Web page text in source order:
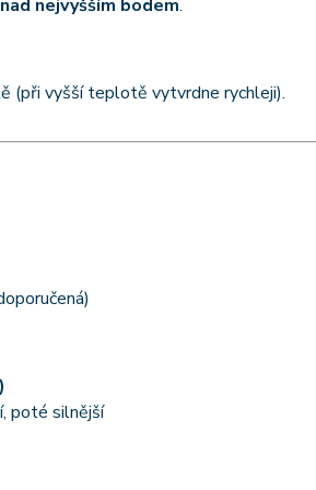
nejvyšším bodem.
(při vyšší teplotě vytvrdne rychleji).
poté silnější